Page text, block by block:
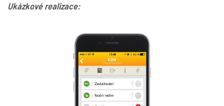
Ukázkové realizace: